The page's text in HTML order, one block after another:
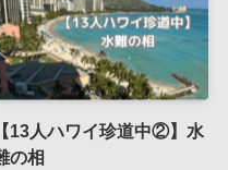
【13人ハワイ珍道中②】水
の相